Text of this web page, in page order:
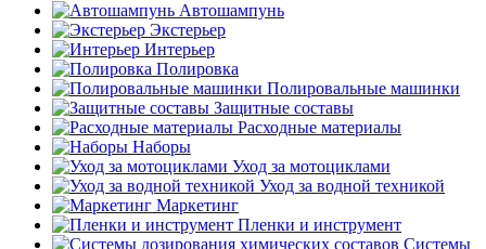
Автошампунь
Экстерьер
Интерьер
Полировка
Полировальные машинки
Защитные составы
Расходные материалы
Наборы
Уход за мотоциклами
Уход за водной техникой
Маркетинг
Пленки и инструмент
Системы